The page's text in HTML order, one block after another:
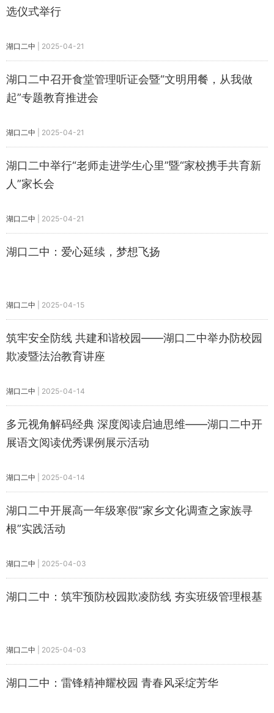
选仪式举行
湖口二中 2025-04-21
湖口二中召开食堂管理听证会暨“文明用餐，从我做
起”专题教育推进会
湖口二中 2025-04-21
湖口二中举行“老师走进学生心里”暨“家校携手共育新
人”家长会
湖口二中 2025-04-21
湖口二中：爱心延续，梦想飞扬
湖口二中 2025-04-15
筑牢安全防线 共建和谐校园——湖口二中举办防校园
欺凌暨法治教育讲座
湖口二中 2025-04-14
多元视角解码经典 深度阅读启迪思维——湖口二中开
展语文阅读优秀课例展示活动
湖口二中 2025-04-14
湖口二中开展高一年级寒假“家乡文化调查之家族寻
根”实践活动
湖口二中 2025-04-03
湖口二中：筑牢预防校园欺凌防线 夯实班级管理根基
湖口二中 2025-04-03
湖口二中：雷锋精神耀校园 青春风采绽芳华